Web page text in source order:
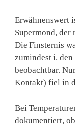
Erwähnenswert
Supermond, der
Die Finsternis
zumindest i.
beobachtbar.
Kontakt) fiel in
Bei
dokumentiert,